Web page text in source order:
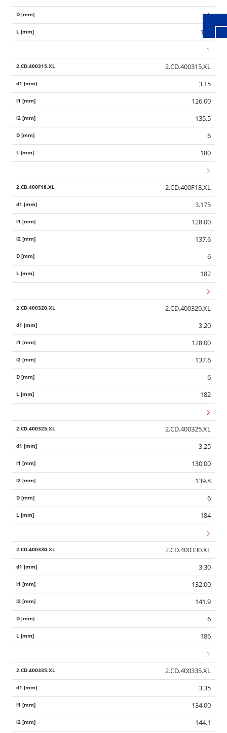
6
177
2.CD.400315.XL
3.15
126.00
135.5
6
180
2.CD.400F18.XL
3.175
128.00
137.6
6
182
2.CD.400320.XL
3.20
128.00
137.6
6
182
2.CD.400325.XL
3.25
130.00
139.8
6
184
2.CD.400330.XL
3.30
132.00
141.9
6
186
2.CD.400335.XL
3.35
134.00
144.1